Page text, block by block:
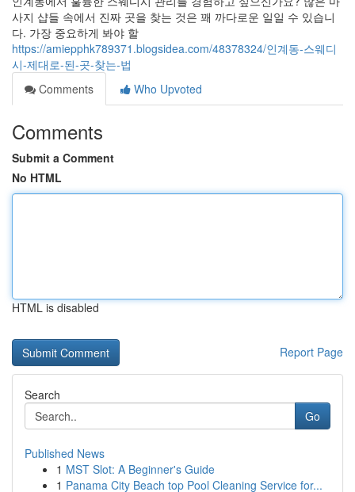
사지 샵들 속에서 진짜 곳을 찾는 것은 꽤 까다로운 일일 수 있습니
다. 가장 중요하게 봐야 할
https://amiepphk789371.blogsidea.com/48378324/인계동-스웨디
시-제대로-된-곳-찾는-법
Comments
Who Upvoted
Comments
Submit a Comment
No HTML
HTML is disabled
Report Page
Search
Go
Published News
1 MST Slot: A Beginner's Guide
1 Panama City Beach top Pool Cleaning Service for...